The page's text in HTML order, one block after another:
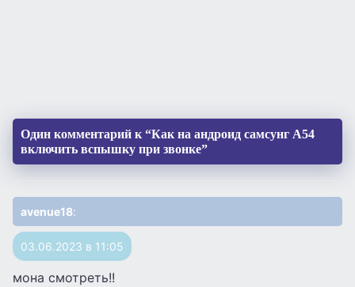
Один комментарий к “Как на андроид самсунг А54
включить вспышку при звонке”
avenue18:
03.06.2023 в 11:05
мона смотреть!!